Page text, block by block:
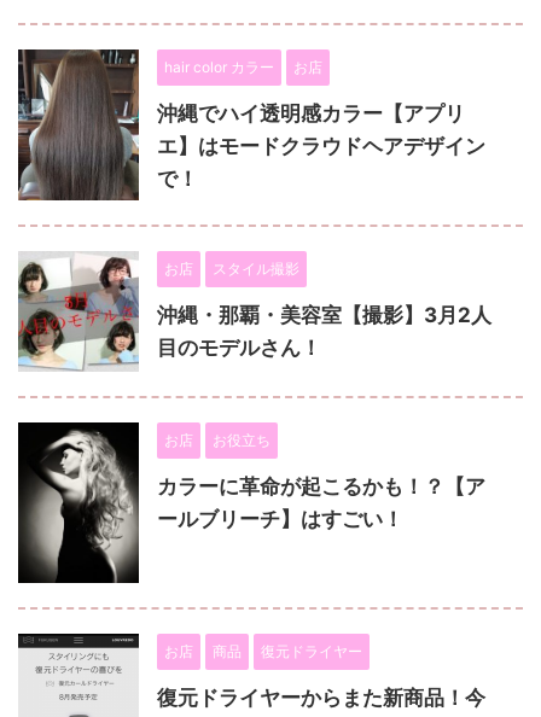
hair color カラー お店
沖縄でハイ透明感カラー【アプリ
エ】はモードクラウドヘアデザイン
で！
お店 スタイル撮影
沖縄・那覇・美容室【撮影】3月2人
目のモデルさん！
お店 お役立ち
カラーに革命が起こるかも！？【ア
ールブリーチ】はすごい！
お店 商品 復元ドライヤー
復元ドライヤーからまた新商品！今